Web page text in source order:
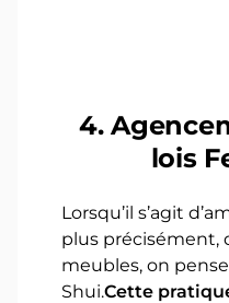
4.
lois
Lorsqu’il s’agit
plus précisément,
meubles, on
Shui.Cette